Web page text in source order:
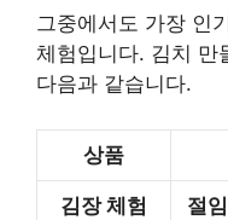
그중에서도 가장 인
체험입니다. 김치 만
다음과 같습니다.
상품
김장 체험
절